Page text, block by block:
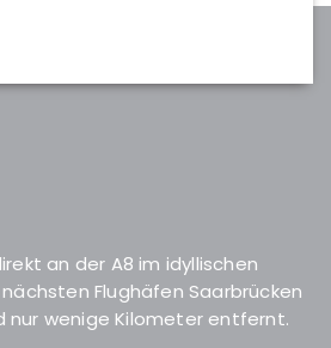
an der A8 im idyllischen
Flughäfen Saarbrücken
nur wenige Kilometer entfernt.